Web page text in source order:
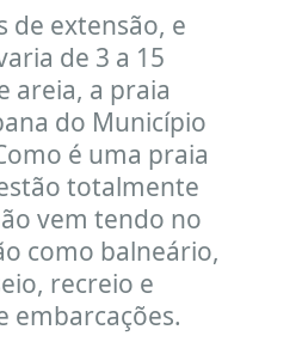
de extensão, e
de 3 a 15
areia, a praia
do Município
é uma praia
totalmente
vem tendo no
como balneário,
recreio e
embarcações.